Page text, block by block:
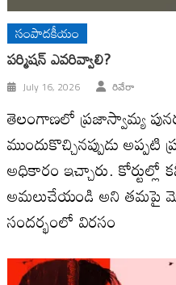
సంపాదకీయం
ప‌ర్మిష‌న్ ఎవ‌రివ్వాలి?
July 16, 2026 రివేరా
తెలంగాణ‌లో ప్ర‌జాస్వామ్య
ముందుకొచ్చిన‌ప్పుడు అప్ప‌టి
అధికారం ఇచ్చారు. కోర్టుల్లో
అమ‌లుచేయండి అని త‌మ‌పై
సంద‌ర్భంలో విర‌సం